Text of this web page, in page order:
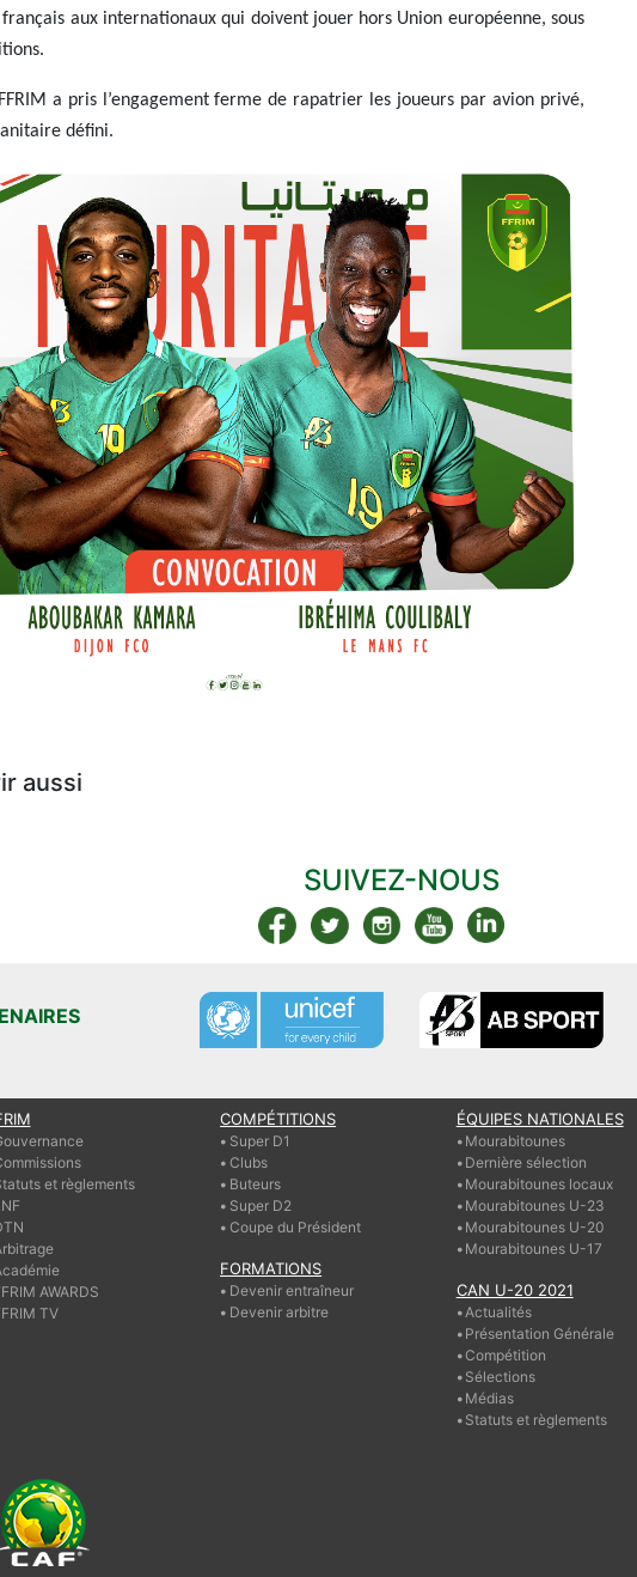
aux internationaux qui doivent jouer hors Union européenne, sous
a pris l’engagement ferme de rapatrier les joueurs par avion privé,
défini.
aussi
SUIVEZ-NOUS
et règlements
AWARDS
TV
COMPÉTITIONS
Super D1
Clubs
Buteurs
Super D2
Coupe du Président
FORMATIONS
Devenir entraîneur
Devenir arbitre
ÉQUIPES NATIONALES
Mourabitounes
Dernière sélection
Mourabitounes locaux
Mourabitounes U-23
Mourabitounes U-20
Mourabitounes U-17
CAN U-20 2021
Actualités
Présentation Générale
Compétition
Sélections
Médias
Statuts et règlements